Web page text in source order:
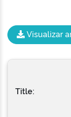
Visualizar
Title: